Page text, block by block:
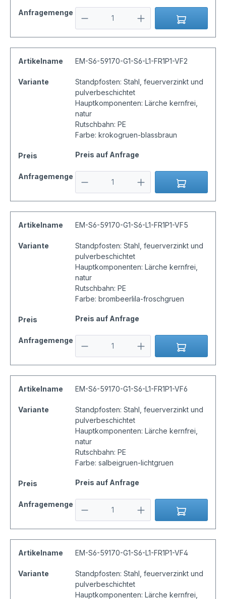
Anfragemenge
Artikelname EM-S6-59170-G1-S6-L1-FR1P1-VF2
Variante
Standpfosten: Stahl, feuerverzinkt und
pulverbeschichtet
Hauptkomponenten: Lärche kernfrei,
natur
Rutschbahn: PE
Farbe: krokogruen-blassbraun
Preis Preis auf Anfrage
Anfragemenge
Artikelname EM-S6-59170-G1-S6-L1-FR1P1-VF5
Variante
Standpfosten: Stahl, feuerverzinkt und
pulverbeschichtet
Hauptkomponenten: Lärche kernfrei,
natur
Rutschbahn: PE
Farbe: brombeerlila-froschgruen
Preis Preis auf Anfrage
Anfragemenge
Artikelname EM-S6-59170-G1-S6-L1-FR1P1-VF6
Variante
Standpfosten: Stahl, feuerverzinkt und
pulverbeschichtet
Hauptkomponenten: Lärche kernfrei,
natur
Rutschbahn: PE
Farbe: salbeigruen-lichtgruen
Preis Preis auf Anfrage
Anfragemenge
Artikelname EM-S6-59170-G1-S6-L1-FR1P1-VF4
Variante
Standpfosten: Stahl, feuerverzinkt und
pulverbeschichtet
Hauptkomponenten: Lärche kernfrei,